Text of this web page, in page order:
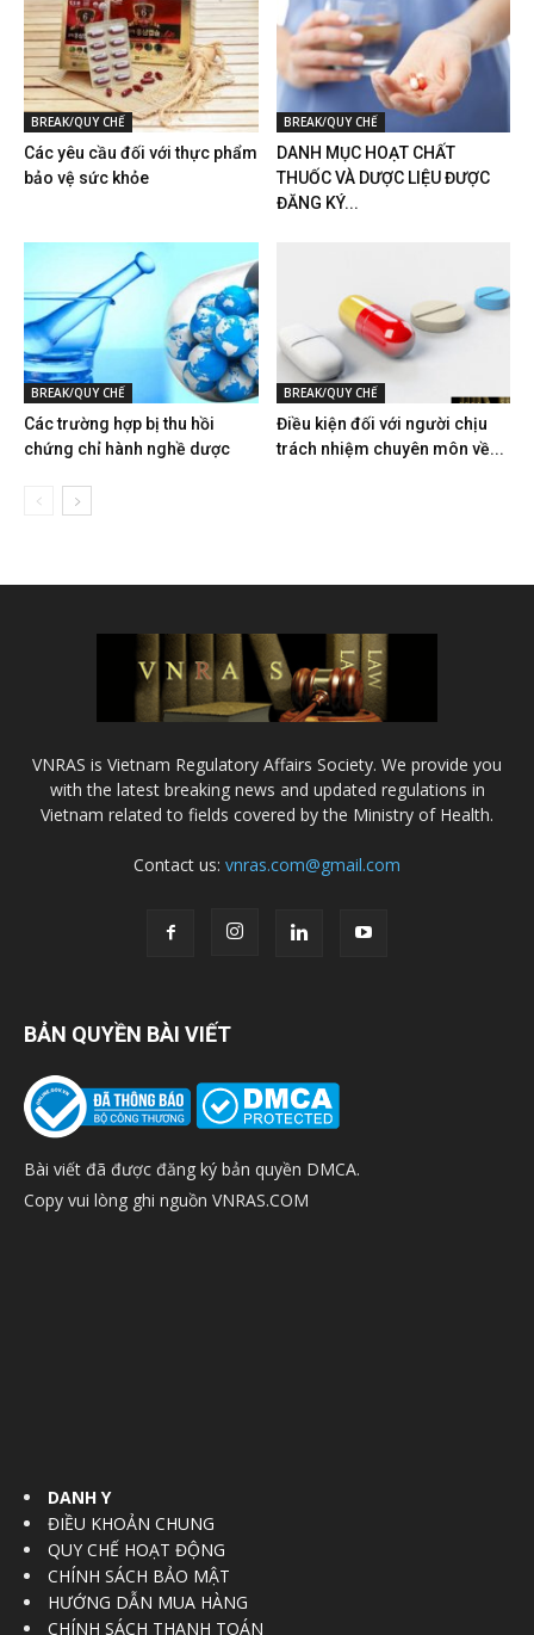
BREAK/QUY CHẾ
Các yêu cầu đối với thực phẩm
bảo vệ sức khỏe
BREAK/QUY CHẾ
DANH MỤC HOẠT CHẤT
THUỐC VÀ DƯỢC LIỆU ĐƯỢC
ĐĂNG KÝ...
BREAK/QUY CHẾ
Các trường hợp bị thu hồi
chứng chỉ hành nghề dược
BREAK/QUY CHẾ
Điều kiện đối với người chịu
trách nhiệm chuyên môn về...
VNRAS is Vietnam Regulatory Affairs Society. We provide you
with the latest breaking news and updated regulations in
Vietnam related to fields covered by the Ministry of Health.
Contact us: vnras.com@gmail.com
BẢN QUYỀN BÀI VIẾT
Bài viết đã được đăng ký bản quyền DMCA.
Copy vui lòng ghi nguồn VNRAS.COM
DANH Y
ĐIỀU KHOẢN CHUNG
QUY CHẾ HOẠT ĐỘNG
CHÍNH SÁCH BẢO MẬT
HƯỚNG DẪN MUA HÀNG
CHÍNH SÁCH THANH TOÁN